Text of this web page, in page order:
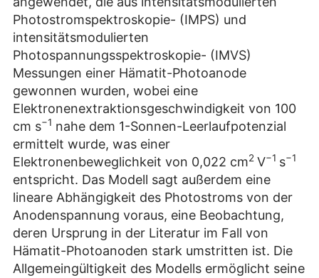
Photostromspektroskopie- (IMPS) und
intensitätsmodulierten
Photospannungsspektroskopie- (IMVS)
Messungen einer Hämatit-Photoanode
gewonnen wurden, wobei eine
Elektronenextraktionsgeschwindigkeit von 100
cm s−1 nahe dem 1-Sonnen-Leerlaufpotenzial
ermittelt wurde, was einer
Elektronenbeweglichkeit von 0,022 cm2 V−1 s−1
entspricht. Das Modell sagt außerdem eine
lineare Abhängigkeit des Photostroms von der
Anodenspannung voraus, eine Beobachtung,
deren Ursprung in der Literatur im Fall von
Hämatit-Photoanoden stark umstritten ist. Die
Allgemeingültigkeit des Modells ermöglicht seine